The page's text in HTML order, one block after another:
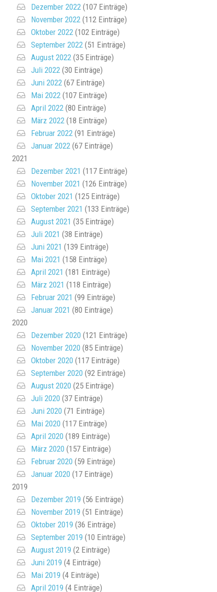
Dezember 2022 (107 Einträge)
November 2022 (112 Einträge)
Oktober 2022 (102 Einträge)
September 2022 (51 Einträge)
August 2022 (35 Einträge)
Juli 2022 (30 Einträge)
Juni 2022 (67 Einträge)
Mai 2022 (107 Einträge)
April 2022 (80 Einträge)
März 2022 (18 Einträge)
Februar 2022 (91 Einträge)
Januar 2022 (67 Einträge)
2021
Dezember 2021 (117 Einträge)
November 2021 (126 Einträge)
Oktober 2021 (125 Einträge)
September 2021 (133 Einträge)
August 2021 (35 Einträge)
Juli 2021 (38 Einträge)
Juni 2021 (139 Einträge)
Mai 2021 (158 Einträge)
April 2021 (181 Einträge)
März 2021 (118 Einträge)
Februar 2021 (99 Einträge)
Januar 2021 (80 Einträge)
2020
Dezember 2020 (121 Einträge)
November 2020 (85 Einträge)
Oktober 2020 (117 Einträge)
September 2020 (92 Einträge)
August 2020 (25 Einträge)
Juli 2020 (37 Einträge)
Juni 2020 (71 Einträge)
Mai 2020 (117 Einträge)
April 2020 (189 Einträge)
März 2020 (157 Einträge)
Februar 2020 (59 Einträge)
Januar 2020 (17 Einträge)
2019
Dezember 2019 (56 Einträge)
November 2019 (51 Einträge)
Oktober 2019 (36 Einträge)
September 2019 (10 Einträge)
August 2019 (2 Einträge)
Juni 2019 (4 Einträge)
Mai 2019 (4 Einträge)
April 2019 (4 Einträge)